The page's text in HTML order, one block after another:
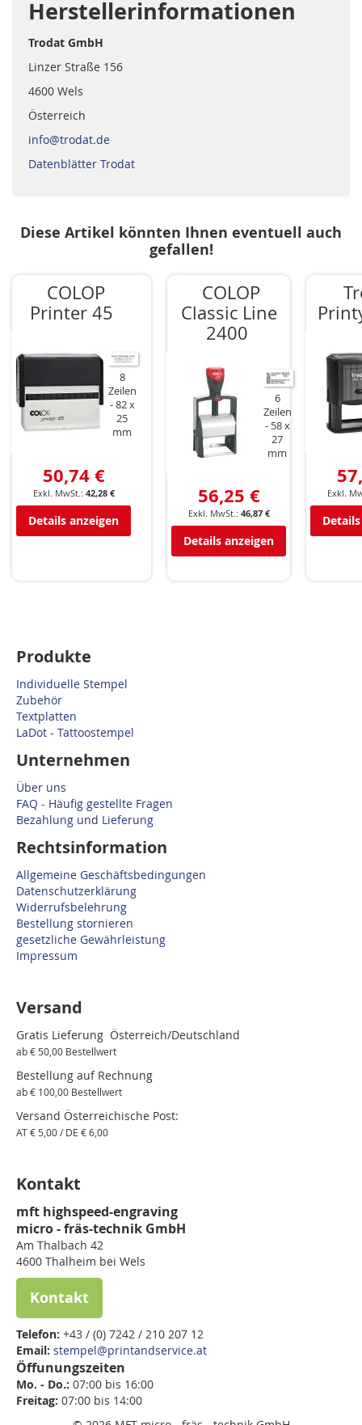
Herstellerinformationen
Trodat GmbH
Linzer Straße 156
4600 Wels
Österreich
info@trodat.de
Datenblätter Trodat
Diese Artikel könnten Ihnen eventuell auch
gefallen!
COLOP
Printer 45
8
Zeilen
82 x
25
mm
50,74 €
42,28 €
Details anzeigen
COLOP
Classic Line
2400
6
Zeilen
58 x
27
mm
56,25 €
46,87 €
Details anzeigen
Produkte
Individuelle Stempel
Zubehör
Textplatten
LaDot - Tattoostempel
Unternehmen
Über uns
FAQ - Häufig gestellte Fragen
Bezahlung und Lieferung
Rechtsinformation
Allgemeine Geschäftsbedingungen
Datenschutzerklärung
Widerrufsbelehrung
Bestellung stornieren
gesetzliche Gewährleistung
Impressum
Versand
Gratis Lieferung Österreich/Deutschland
ab € 50,00 Bestellwert
Bestellung auf Rechnung
ab € 100,00 Bestellwert
Versand Österreichische Post:
AT € 5,00 / DE € 6,00
Kontakt
mft highspeed-engraving
micro - fräs-technik GmbH
Am Thalbach 42
4600 Thalheim bei Wels
Kontakt
Telefon: +43 / (0) 7242 / 210 207 12
Email: stempel@printandservice.at
Öffunungszeiten
Mo. - Do.: 07:00 bis 16:00
Freitag: 07:00 bis 14:00